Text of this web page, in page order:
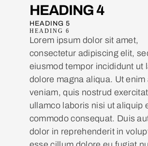
HEADING 4
HEADING 5
HEADING 6
Lorem ipsum dolor sit amet,
consectetur adipiscing elit,
eiusmod tempor incididunt ut
dolore magna aliqua. Ut enim
veniam, quis nostrud
ullamco laboris nisi ut aliquip
commodo consequat. Duis
dolor in reprehenderit in